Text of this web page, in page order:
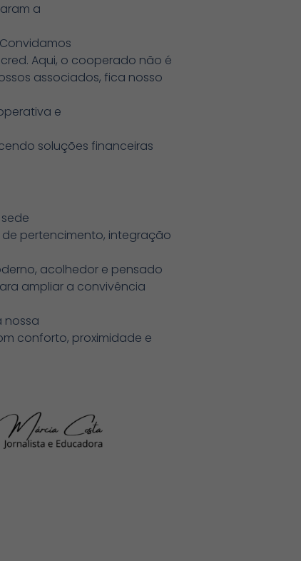
a
Aqui, o cooperado não é
associados, fica nosso
e
soluções financeiras
pertencimento, integração
acolhedor e pensado
ampliar a convivência
nossa
conforto, proximidade e